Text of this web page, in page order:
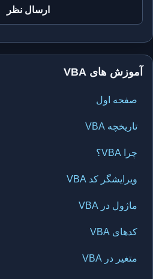
آموزش های VBA
صفحه اول
تاریخچه VBA
چرا VBA؟
ویرایشگر کد VBA
ماژول در VBA
کدهای VBA
متغیر در VBA